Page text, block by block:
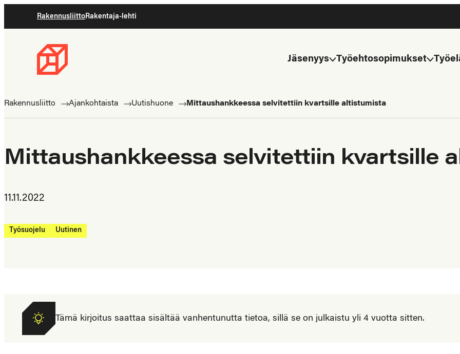
suoraan
RakennusliittoRakentaja-lehti
Rakennusliitto
ammattilaisten
Jäsenyys Työehtosopimukset
Rakennusliitto Ajankohtaista Uutishuone Mittaushankkeessa selvitettiin kvartsille altistumista
Mittaushankkeessa selvitettiin kvartsille
11.11.2022
Työsuojelu Uutinen
Tämä kirjoitus saattaa sisältää vanhentunutta tietoa, sillä se on julkaistu yli 4 vuotta sitten.